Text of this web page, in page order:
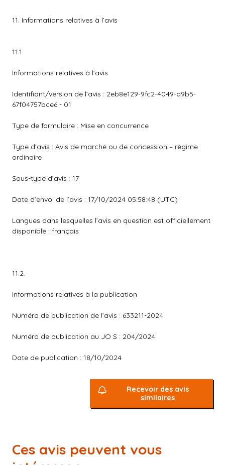
11. Informations relatives à l’avis
11.1.
Informations relatives à l’avis
Identifiant/version de l’avis : 2eb8e129-9fc2-4049-a9b5-
67f04757bce6 - 01
Type de formulaire : Mise en concurrence
Type d’avis : Avis de marché ou de concession – régime
ordinaire
Sous-type d’avis : 17
Date d’envoi de l’avis : 17/10/2024 05:58:48 (UTC)
Langues dans lesquelles l’avis en question est officiellement
disponible : français
11.2.
Informations relatives à la publication
Numéro de publication de l’avis : 633211-2024
Numéro de publication au JO S : 204/2024
Date de publication : 18/10/2024
Recevoir des avis
similaires
Ces avis peuvent vous